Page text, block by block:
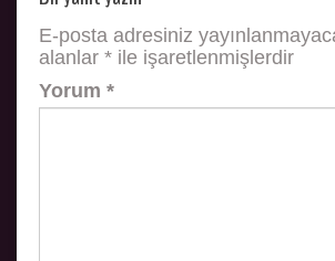
E-posta adresiniz
alanlar * ile işaretlenmişlerdir
Yorum *